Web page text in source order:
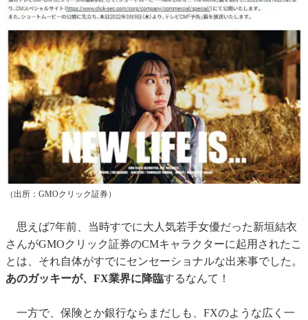
（出所：GMOクリック証券）
思えば7年前、当時すでに大人気若手女優だった新垣結衣
さんがGMOクリック証券のCMキャラクターに起用されたこ
とは、それ自体がすでにセンセーショナルな出来事でした。
あのガッキーが、FX業界に降臨するなんて！
一方で、保険とか銀行ならまだしも、FXのような広く一